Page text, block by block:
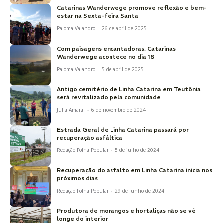
Catarinas Wanderwege promove reflexão e bem-
estar na Sexta-feira Santa
Paloma Valandro - 26 de abril de 2025
Com paisagens encantadoras, Catarinas
Wanderwege acontece no dia 18
Paloma Valandro - 5 de abril de 2025
Antigo cemitério de Linha Catarina em Teutônia
será revitalizado pela comunidade
Júlia Amaral - 6 de novembro de 2024
Estrada Geral de Linha Catarina passará por
recuperação asfáltica
Redação Folha Popular - 5 de julho de 2024
Recuperação do asfalto em Linha Catarina inicia nos
próximos dias
Redação Folha Popular - 29 de junho de 2024
Produtora de morangos e hortaliças não se vê
longe do interior